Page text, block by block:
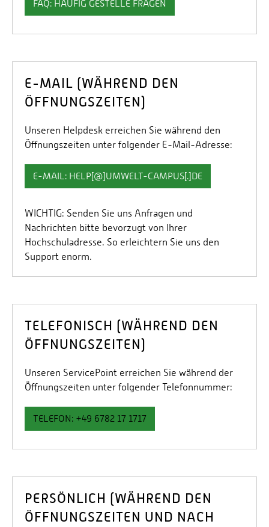
FAQ: HÄUFIG GESTELLE FRAGEN
E-MAIL (WÄHREND DEN
ÖFFNUNGSZEITEN)
Unseren Helpdesk erreichen Sie während den
Öffnungszeiten unter folgender E-Mail-Adresse:
E-MAIL: HELP[@]UMWELT-CAMPUS[.]DE
WICHTIG: Senden Sie uns Anfragen und
Nachrichten bitte bevorzugt von Ihrer
Hochschuladresse. So erleichtern Sie uns den
Support enorm.
TELEFONISCH (WÄHREND DEN
ÖFFNUNGSZEITEN)
Unseren ServicePoint erreichen Sie während der
Öffnungszeiten unter folgender Telefonnummer:
TELEFON: +49 6782 17 1717
PERSÖNLICH (WÄHREND DEN
ÖFFNUNGSZEITEN UND NACH